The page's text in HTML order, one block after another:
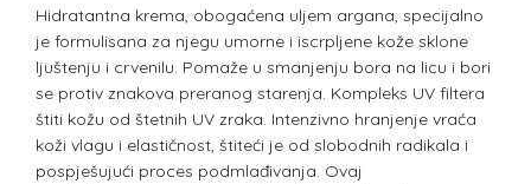
Hidratantna krema, obogaćena uljem argana, specijalno
je formulisana za njegu umorne i iscrpljene kože sklone
ljuštenju i crvenilu. Pomaže u smanjenju bora na licu i bori
se protiv znakova preranog starenja. Kompleks UV filtera
štiti kožu od štetnih UV zraka. Intenzivno hranjenje vraća
koži vlagu i elastičnost, štiteći je od slobodnih radikala i
pospješujući proces podmlađivanja. Ovaj